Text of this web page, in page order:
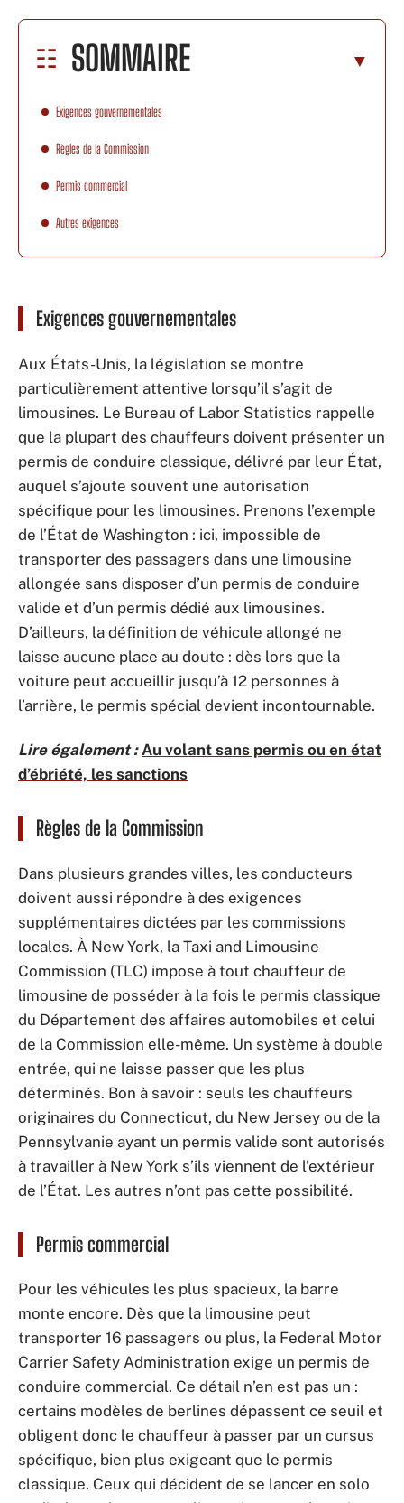
SOMMAIRE
Exigences gouvernementales
Règles de la Commission
Permis commercial
Autres exigences
Exigences gouvernementales
Aux États-Unis, la législation se montre
particulièrement attentive lorsqu’il s’agit de
limousines. Le Bureau of Labor Statistics rappelle
que la plupart des chauffeurs doivent présenter un
permis de conduire classique, délivré par leur État,
auquel s’ajoute souvent une autorisation
spécifique pour les limousines. Prenons l’exemple
de l’État de Washington : ici, impossible de
transporter des passagers dans une limousine
allongée sans disposer d’un permis de conduire
valide et d’un permis dédié aux limousines.
D’ailleurs, la définition de véhicule allongé ne
laisse aucune place au doute : dès lors que la
voiture peut accueillir jusqu’à 12 personnes à
l’arrière, le permis spécial devient incontournable.
Lire également : Au volant sans permis ou en état
d’ébriété, les sanctions
Règles de la Commission
Dans plusieurs grandes villes, les conducteurs
doivent aussi répondre à des exigences
supplémentaires dictées par les commissions
locales. À New York, la Taxi and Limousine
Commission (TLC) impose à tout chauffeur de
limousine de posséder à la fois le permis classique
du Département des affaires automobiles et celui
de la Commission elle-même. Un système à double
entrée, qui ne laisse passer que les plus
déterminés. Bon à savoir : seuls les chauffeurs
originaires du Connecticut, du New Jersey ou de la
Pennsylvanie ayant un permis valide sont autorisés
à travailler à New York s’ils viennent de l’extérieur
de l’État. Les autres n’ont pas cette possibilité.
Permis commercial
Pour les véhicules les plus spacieux, la barre
monte encore. Dès que la limousine peut
transporter 16 passagers ou plus, la Federal Motor
Carrier Safety Administration exige un permis de
conduire commercial. Ce détail n’en est pas un :
certains modèles de berlines dépassent ce seuil et
obligent donc le chauffeur à passer par un cursus
spécifique, bien plus exigeant que le permis
classique. Ceux qui décident de se lancer en solo